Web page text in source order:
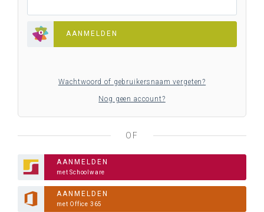
AANMELDEN
Wachtwoord of gebruikersnaam vergeten?
Nog geen account?
OF
AANMELDEN
met Schoolware
AANMELDEN
met Office 365